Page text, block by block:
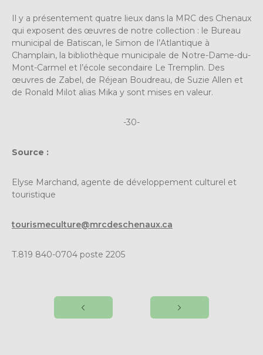
Il y a présentement quatre lieux dans la MRC des Chenaux
qui exposent des œuvres de notre collection : le Bureau
municipal de Batiscan, le Simon de l’Atlantique à
Champlain, la bibliothèque municipale de Notre-Dame-du-
Mont-Carmel et l’école secondaire Le Tremplin. Des
œuvres de Zabel, de Réjean Boudreau, de Suzie Allen et
de Ronald Milot alias Mika y sont mises en valeur.
-30-
Source :
Elyse Marchand, agente de développement culturel et
touristique
tourismeculture@mrcdeschenaux.ca
T.819 840-0704 poste 2205